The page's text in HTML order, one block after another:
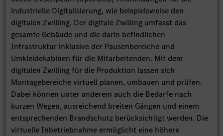
industrielle Digitalisierung, wie beispielsweise den
digitalen Zwilling. Der digitale Zwilling umfasst das
gesamte Gebäude und die darin befindlichen
Infrastruktur inklusive der Pausenbereiche und
Umkleidekabinen für die Mitarbeitenden. Mit dem
digitalen Zwilling für die Produktion lassen sich
Montagebereiche virtuell planen, umbauen und prüfen.
Dabei können unter anderem auch die Bedarfe nach
kurzen Wegen, ausreichend breiten Gängen und einem
entsprechenden Brandschutz berücksichtigt werden. Die
virtuelle Inbetriebnahme ermöglicht eine höhere